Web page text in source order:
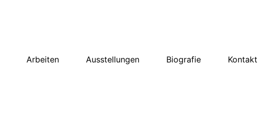
Arbeiten Ausstellungen Biografie Kontakt